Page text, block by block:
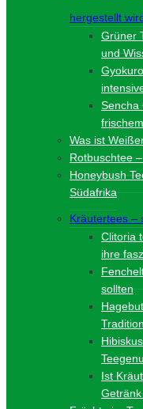
hergestellt
Grüner
und
Sencha
Was ist
Rotbuschtee
Honeybush
Südafrika
Kräutertees –
Clitoria
ihre
sollten
Ist